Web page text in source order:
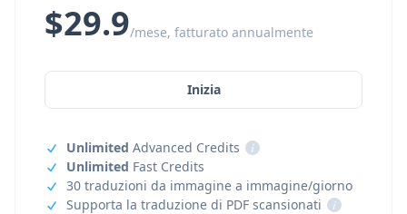
$29.9/mese, fatturato annualmente
Inizia
Unlimited Advanced Credits
i
Unlimited Fast Credits
30 traduzioni da immagine a immagine/giorno
Supporta la traduzione di PDF scansionati
i